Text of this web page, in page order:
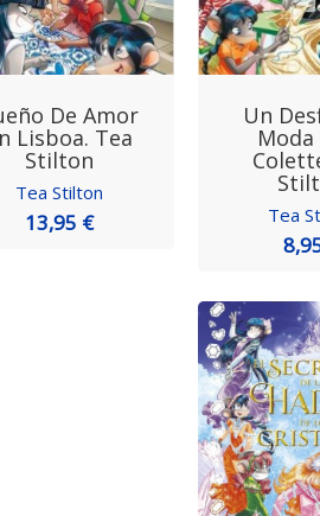
De Amor
Lisboa. Tea
Stilton
Tea Stilton
13,95 €
Un
Moda
Tea